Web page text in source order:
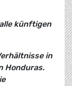
künftigen
in
Honduras.